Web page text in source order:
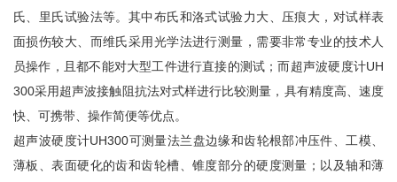
氏、里氏试验法等。其中布氏和洛式试验力大、压痕大，对试样表
面损伤较大、而维氏采用光学法进行测量，需要非常专业的技术人
员操作，且都不能对大型工件进行直接的测试；而超声波硬度计UH
300采用超声波接触阻抗法对式样进行比较测量，具有精度高、速度
快、可携带、操作简便等优点。
超声波硬度计UH300可测量法兰盘边缘和齿轮根部冲压件、工模、
薄板、表面硬化的齿和齿轮槽、锥度部分的硬度测量；以及轴和薄